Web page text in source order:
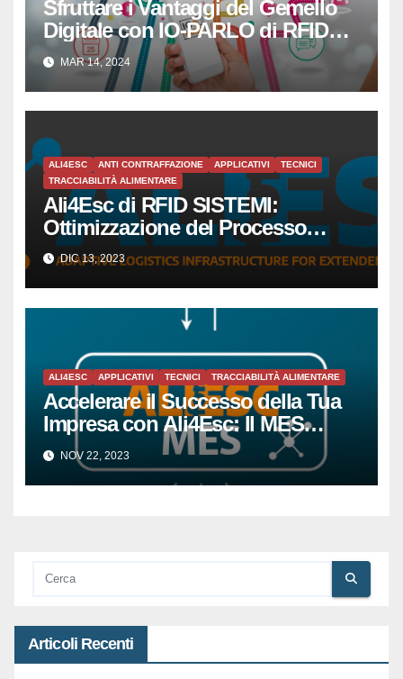
Sfruttare i Vantaggi del Gemello
Digitale con IO-PARLO di RFID
SISTEMI SRL
MAR 14, 2024
ALI4ESC ANTI CONTRAFFAZIONE APPLICATIVI
TECNICI
TRACCIABILITÀ ALIMENTARE
Ali4Esc di RFID SISTEMI:
Ottimizzazione del Processo
Produttivo per Piccole e Medie
Imprese tramite la Tecnologia
RFID
DIC 13, 2023
ALI4ESC APPLICATIVI TECNICI TRACCIABILITÀ ALIMENTARE
Accelerare il Successo della Tua
Impresa con Ali4Esc: Il MES
All’avanguardia per la Piccola e
Media Impresa
NOV 22, 2023
Articoli Recenti